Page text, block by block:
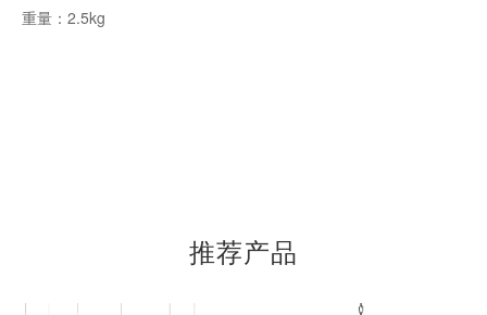
重量：2.5kg
推荐产品